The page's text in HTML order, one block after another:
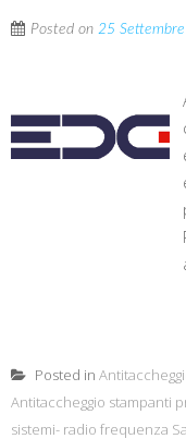
Posted on 25
Posted in
Antitaccheggio stampanti
sistemi- radio frequenza